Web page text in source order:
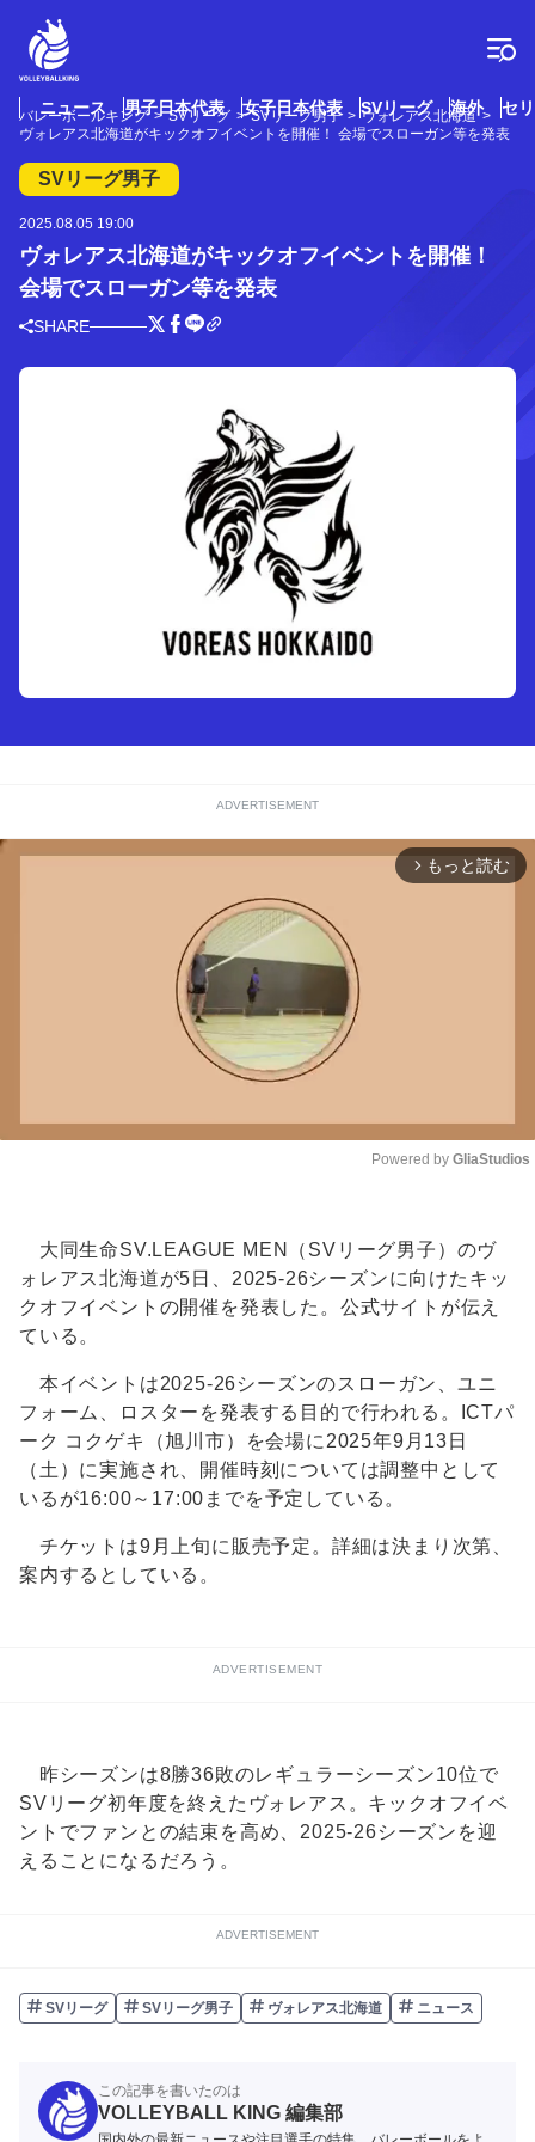
ニュース 男子日本代表 女子日本代表 SVリーグ 海外 セ
バレーボールキング SVリーグ SVリーグ男子
ヴォレアス北海道
ヴォレアス北海道がキックオフイベントを開催！ 会場でスローガン等を発表
SVリーグ男子
2025.08.05 19:00
ヴォレアス北海道がキックオフイベントを開催！
会場でスローガン等を発表
SHARE
ADVERTISEMENT
arrow_forward_ios もっと読む
Powered by GliaStudios
大同生命SV.LEAGUE MEN（SVリーグ男子）のヴ
ォレアス北海道が5日、2025-26シーズンに向けたキッ
クオフイベントの開催を発表した。公式サイトが伝え
ている。
本イベントは2025-26シーズンのスローガン、ユニ
フォーム、ロスターを発表する目的で行われる。ICTパ
ーク コクゲキ（旭川市）を会場に2025年9月13日
（土）に実施され、開催時刻については調整中として
いるが16:00～17:00までを予定している。
チケットは9月上旬に販売予定。詳細は決まり次第、
案内するとしている。
ADVERTISEMENT
昨シーズンは8勝36敗のレギュラーシーズン10位で
SVリーグ初年度を終えたヴォレアス。キックオフイベ
ントでファンとの結束を高め、2025-26シーズンを迎
えることになるだろう。
ADVERTISEMENT
SVリーグ SVリーグ男子 ヴォレアス北海道 ニュース
この記事を書いたのは
VOLLEYBALL KING 編集部